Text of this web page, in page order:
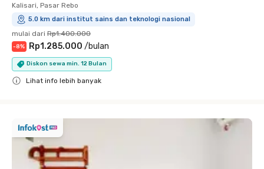
Kalisari, Pasar Rebo
5.0 km dari institut sains dan teknologi nasional
mulai dari Rp1.400.000
-8% Rp1.285.000 /bulan
Diskon sewa min. 12 Bulan
Lihat info lebih banyak